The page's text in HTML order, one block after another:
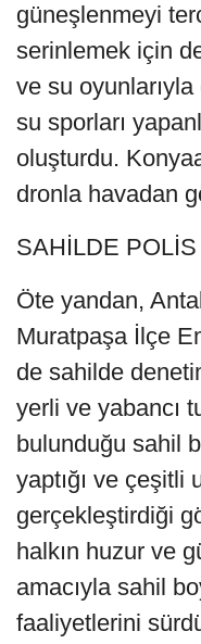
güneşlenmeyi
serinlemek için
ve su
su sporları
oluşturdu.
dronla havadan
SAHİLDE
Öte yandan,
Muratpaşa İlçe
de sahilde
yerli ve yabancı
bulunduğu sahil
yaptığı ve çeşitli
gerçekleştirdiği
halkın huzur ve
amacıyla sahil
faaliyetlerini